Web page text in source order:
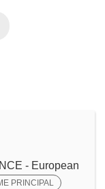
- European
PRINCIPAL